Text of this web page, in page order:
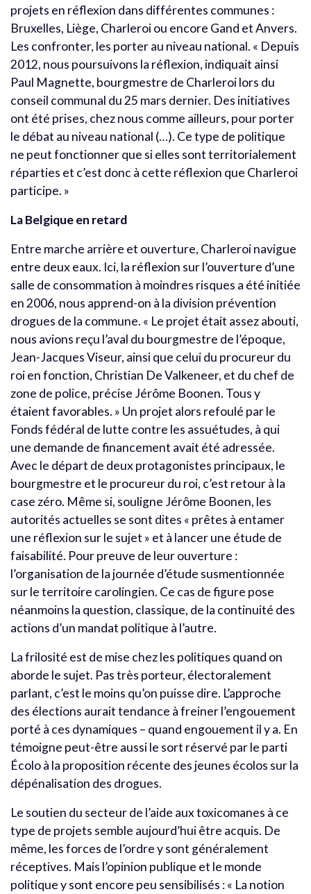
projets en réflexion dans différentes communes :
Bruxelles, Liège, Charleroi ou encore Gand et Anvers.
Les confronter, les porter au niveau national. « Depuis
2012, nous poursuivons la réflexion, indiquait ainsi
Paul Magnette, bourgmestre de Charleroi lors du
conseil communal du 25 mars dernier. Des initiatives
ont été prises, chez nous comme ailleurs, pour porter
le débat au niveau national (…). Ce type de politique
ne peut fonctionner que si elles sont territorialement
réparties et c’est donc à cette réflexion que Charleroi
participe. »
La Belgique en retard
Entre marche arrière et ouverture, Charleroi navigue
entre deux eaux. Ici, la réflexion sur l’ouverture d’une
salle de consommation à moindres risques a été initiée
en 2006, nous apprend-on à la division prévention
drogues de la commune. « Le projet était assez abouti,
nous avions reçu l’aval du bourgmestre de l’époque,
Jean-Jacques Viseur, ainsi que celui du procureur du
roi en fonction, Christian De Valkeneer, et du chef de
zone de police, précise Jérôme Boonen. Tous y
étaient favorables. » Un projet alors refoulé par le
Fonds fédéral de lutte contre les assuétudes, à qui
une demande de financement avait été adressée.
Avec le départ de deux protagonistes principaux, le
bourgmestre et le procureur du roi, c’est retour à la
case zéro. Même si, souligne Jérôme Boonen, les
autorités actuelles se sont dites « prêtes à entamer
une réflexion sur le sujet » et à lancer une étude de
faisabilité. Pour preuve de leur ouverture :
l’organisation de la journée d’étude susmentionnée
sur le territoire carolingien. Ce cas de figure pose
néanmoins la question, classique, de la continuité des
actions d’un mandat politique à l’autre.
La frilosité est de mise chez les politiques quand on
aborde le sujet. Pas très porteur, électoralement
parlant, c’est le moins qu’on puisse dire. L’approche
des élections aurait tendance à freiner l’engouement
porté à ces dynamiques – quand engouement il y a. En
témoigne peut-être aussi le sort réservé par le parti
Écolo à la proposition récente des jeunes écolos sur la
dépénalisation des drogues.
Le soutien du secteur de l’aide aux toxicomanes à ce
type de projets semble aujourd’hui être acquis. De
même, les forces de l’ordre y sont généralement
réceptives. Mais l’opinion publique et le monde
politique y sont encore peu sensibilisés : « La notion